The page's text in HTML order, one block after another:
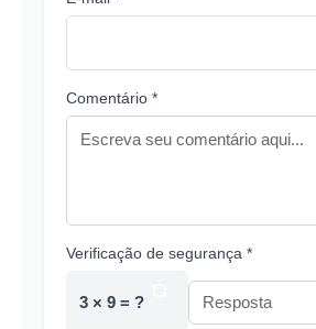
Comentário *
Verificação de segurança *
3 × 9 = ?